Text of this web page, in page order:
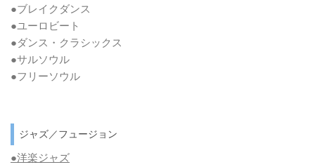
●ブレイクダンス
●ユーロビート
●ダンス・クラシックス
●サルソウル
●フリーソウル
ジャズ／フュージョン
●洋楽ジャズ